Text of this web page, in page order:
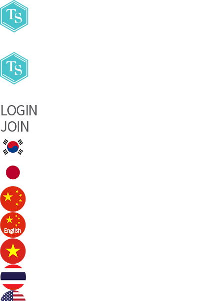
LOGIN
JOIN